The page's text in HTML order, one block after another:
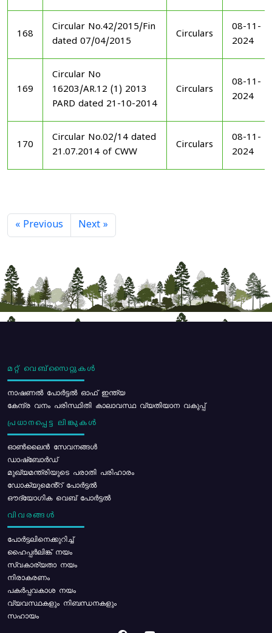
168
Circular No.42/2015/Fin
dated 07/04/2015
Circulars
08-11-
2024
169
Circular No
16203/AR.12 (1) 2013
PARD dated 21-10-2014
Circulars
08-11-
2024
170
Circular No.02/14 dated
21.07.2014 of CWW
Circulars
08-11-
2024
« Previous Next »
മറ്റ് വെബ്സൈറ്റുകൾ
നാഷണൽ പോർട്ടൽ ഓഫ് ഇന്ത്യ
കേന്ദ്ര വനം പരിസ്ഥിതി കാലാവസ്ഥ വ്യതിയാന വകുപ്പ്
പ്രധാനപ്പെട്ട ലിങ്കുകൾ
ഓൺലൈൻ സേവനങ്ങൾ
ഡാഷ്ബോർഡ്
മുഖ്യമന്ത്രിയുടെ പരാതി പരിഹാരം
ഡോക്യുമെൻ്റ് പോർട്ടൽ
ഔദ്യോഗിക വെബ് പോർട്ടൽ
വിവരങ്ങൾ
പോര്‍ട്ടലിനെക്കുറിച്ച്
ഹൈപ്പർലിങ്ക് നയം
സ്വകാര്യതാ നയം
നിരാകരണം
പകർപ്പവകാശ നയം
വ്യവസ്ഥകളും നിബന്ധനകളും
സഹായം